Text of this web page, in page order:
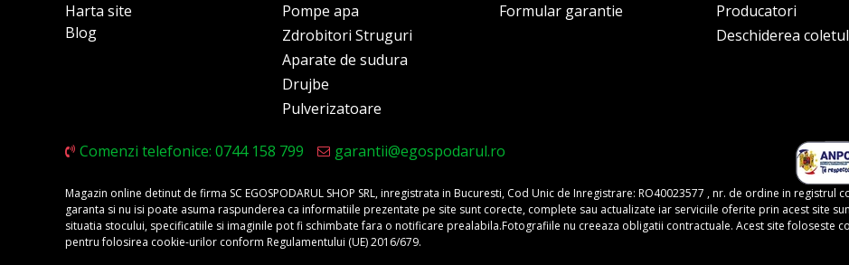
Harta site
Blog
Pompe apa
Zdrobitori Struguri
Aparate de sudura
Drujbe
Pulverizatoare
Formular garantie
Producatori
Deschiderea
Comenzi telefonice: 0744 158 799 garantii@egospodarul.ro
Magazin online detinut de firma SC EGOSPODARUL SHOP SRL, inregistrata in Bucuresti, Cod Unic de Inregistrare: RO40023577 , nr. de ordine in
garanta si nu isi poate asuma raspunderea ca informatiile prezentate pe site sunt corecte, complete sau actualizate iar serviciile oferite prin acest site
situatia stocului, specificatiile si imaginile pot fi schimbate fara o notificare prealabila.Fotografiile nu creeaza obligatii contractuale. Acest site foloseste
pentru folosirea cookie-urilor conform Regulamentului (UE) 2016/679.